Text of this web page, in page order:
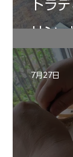
トラ
リン
7月27日